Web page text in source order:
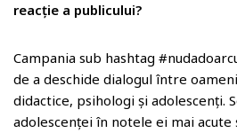
reacție a publicului?
Campania sub hashtag
de a deschide dialogul între
didactice, psihologi și adolescenți.
adolescenței în notele ei mai acute